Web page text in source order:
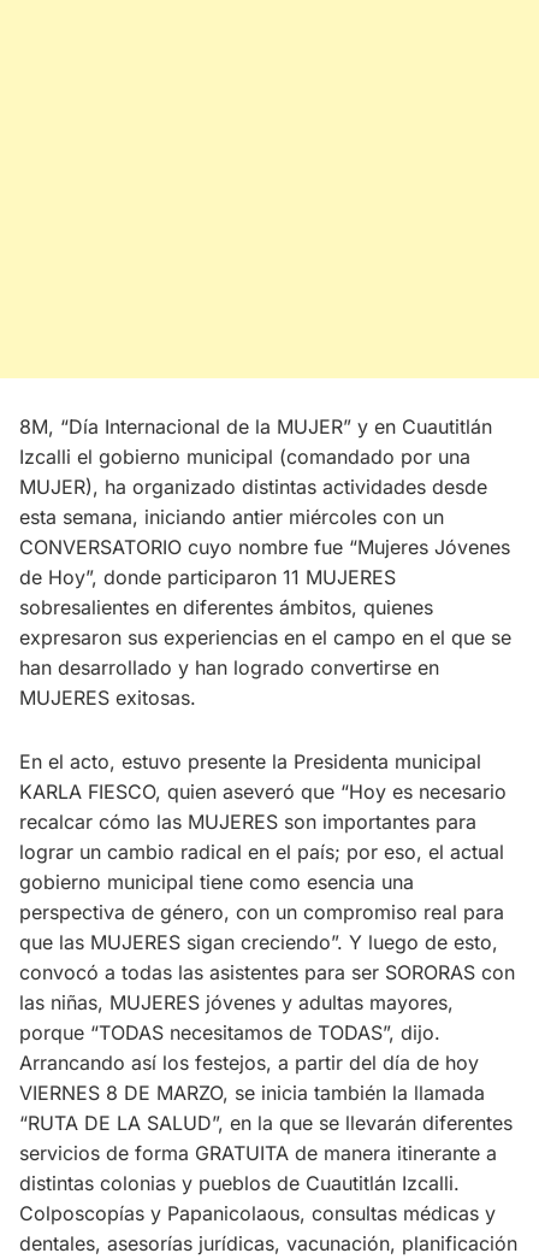
8M, “Día Internacional de la MUJER” y en Cuautitlán
Izcalli el gobierno municipal (comandado por una
MUJER), ha organizado distintas actividades desde
esta semana, iniciando antier miércoles con un
CONVERSATORIO cuyo nombre fue “Mujeres Jóvenes
de Hoy”, donde participaron 11 MUJERES
sobresalientes en diferentes ámbitos, quienes
expresaron sus experiencias en el campo en el que se
han desarrollado y han logrado convertirse en
MUJERES exitosas.
En el acto, estuvo presente la Presidenta municipal
KARLA FIESCO, quien aseveró que “Hoy es necesario
recalcar cómo las MUJERES son importantes para
lograr un cambio radical en el país; por eso, el actual
gobierno municipal tiene como esencia una
perspectiva de género, con un compromiso real para
que las MUJERES sigan creciendo”. Y luego de esto,
convocó a todas las asistentes para ser SORORAS con
las niñas, MUJERES jóvenes y adultas mayores,
porque “TODAS necesitamos de TODAS”, dijo.
Arrancando así los festejos, a partir del día de hoy
VIERNES 8 DE MARZO, se inicia también la llamada
“RUTA DE LA SALUD”, en la que se llevarán diferentes
servicios de forma GRATUITA de manera itinerante a
distintas colonias y pueblos de Cuautitlán Izcalli.
Colposcopías y Papanicolaous, consultas médicas y
dentales, asesorías jurídicas, vacunación, planificación